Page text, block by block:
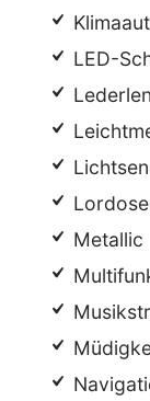
LED-
Metallic